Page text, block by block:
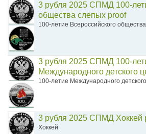
3 рубля 2025 СПМД 100-
общества слепых proof
100-летие Всероссийского
3 рубля 2025 СПМД 100-
Международного детского
100-летие Международного
3 рубля 2025 СПМД Хоккей
Хоккей